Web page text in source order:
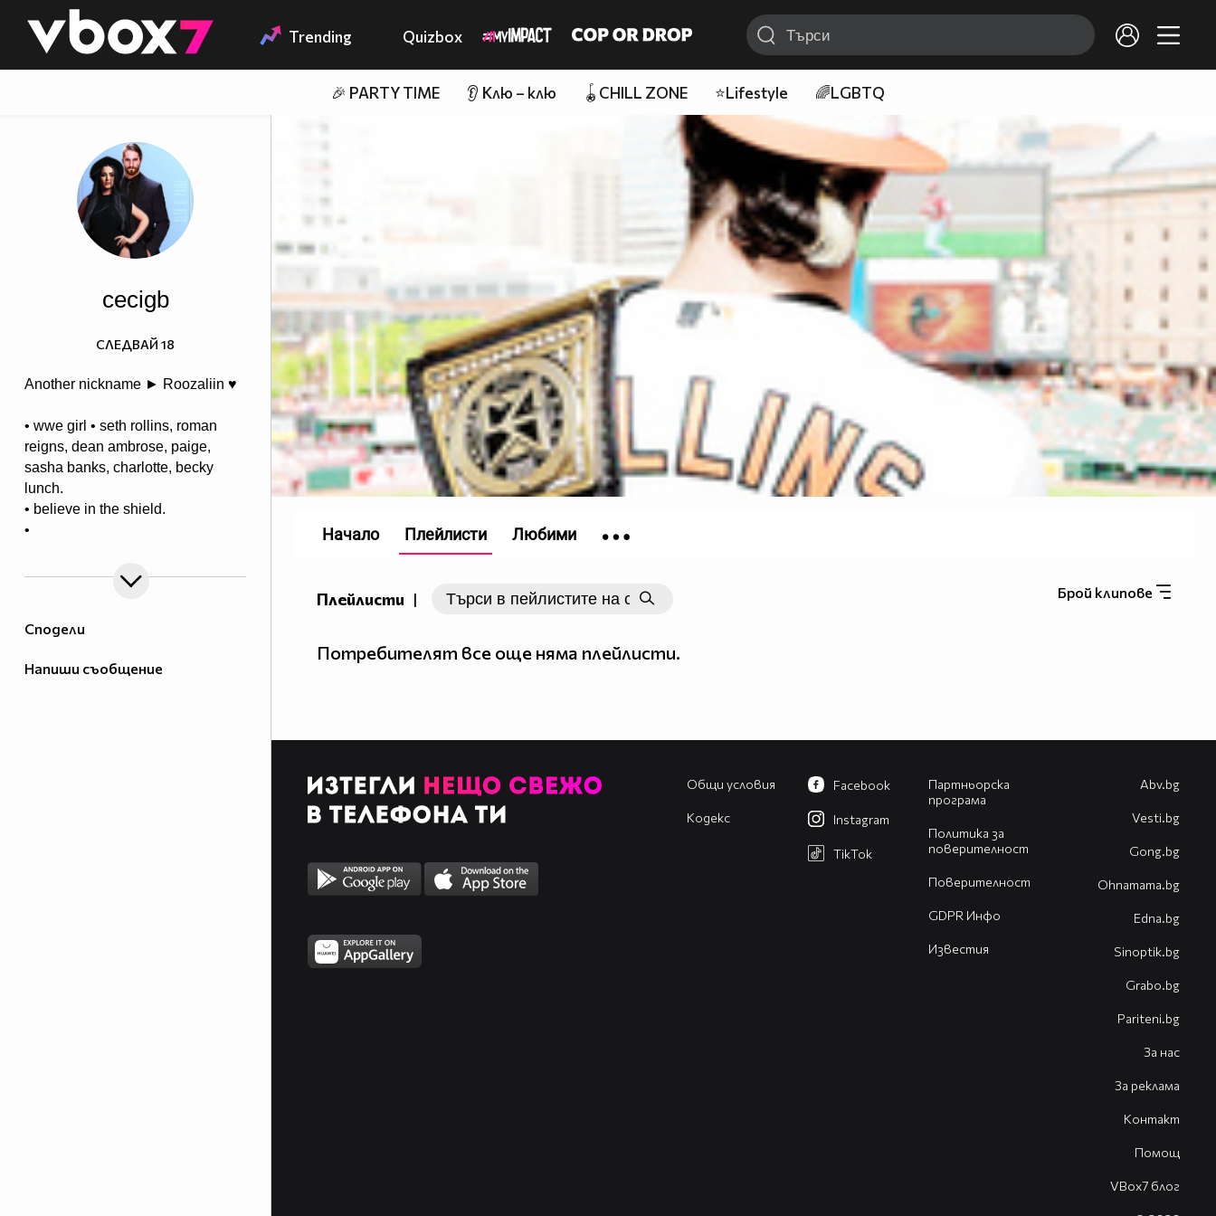
👾 Trending Quizbox
🎉 PARTY TIME 👂 Клю – клю 🪀CHILL ZONE ⭐Lifestyle 🌈LGBTQ
Сподели
Напиши съобщение
cecigb
Another nickname ► Roozaliin ♥
• wwe girl • seth rollins, roman
reigns, dean ambrose, paige,
sasha banks, charlotte, becky
lunch.
• believe in the shield.
•
-
►ask fm (:
СЛЕДВАЙ 18
Плейлисти | Брой клипове
Потребителят все още няма плейлисти.
Начало Плейлисти Любими
Общи условия
Кодекс
Партньорска
програма
Политика за
поверителност
Поверителност
GDPR Инфо
Известия
Facebook
Instagram
TikTok
Abv.bg
Vesti.bg
Gong.bg
Оhnamama.bg
Edna.bg
Sinoptik.bg
Grabo.bg
Pariteni.bg
За нас
За реклама
Контакт
Помощ
VBox7 блог